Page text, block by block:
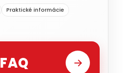
Praktické informácie
FAQ